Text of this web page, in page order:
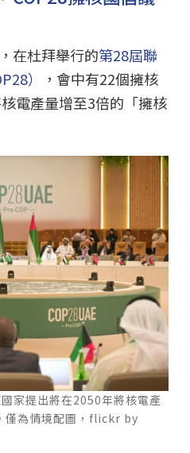
在杜拜舉行的第28屆聯
）
，會中有22個擁核
電產量增至3倍的「擁核
家提出將在2050年將核電產
僅為情境配圖，flickr by